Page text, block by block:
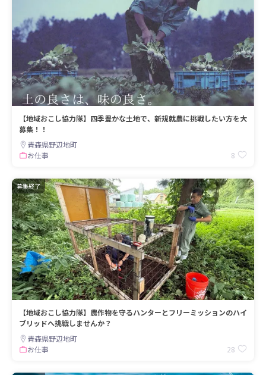
【地域おこし協力隊】四季豊かな土地で、新規就農に挑戦したい方を大
募集！！
青森県野辺地町
お仕事
8
募集終了
【地域おこし協力隊】農作物を守るハンターとフリーミッションのハイ
ブリッドへ挑戦しませんか？
青森県野辺地町
お仕事
28